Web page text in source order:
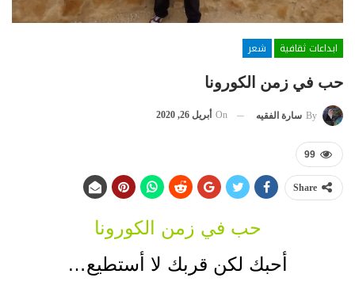
ابداعات ثقافية
شعر
حب في زمن الكورونا
By سارة الفقيه On أبريل 26, 2020
99
Share
حب في زمن الكورونا
أحبك لكن قربك لا أستطيع…